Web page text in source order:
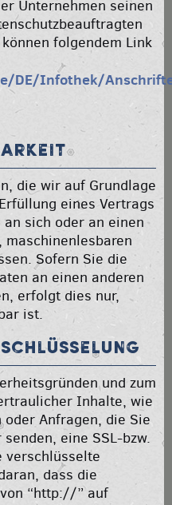
Unternehmen seinen
folgendem Link
DE/Infothek/
die wir auf Grundlage
eines Vertrags
sich oder an einen
Sofern Sie die
an einen anderen
erfolgt dies nur,
ist.
und zum
Inhalte, wie
Anfragen, die Sie
eine SSL-bzw.
verschlüsselte
dass die
“http://” auf